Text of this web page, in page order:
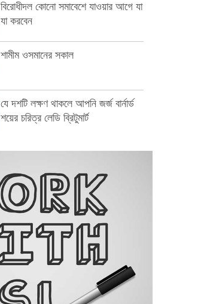
বিরোধীদল কোনো সমাবেশে যাওয়ার আগে যা
যা করবেন
শামীম ওসমানের সকাল
যে দশটি লক্ষণ থাকলে আপনি জর্জ বার্নার্ড
শয়ের চরিত্র লেডি ব্রিটুমার্ট